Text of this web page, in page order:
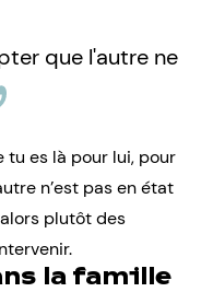
que l'autre ne
tu es là pour lui, pour
n’est pas en état
plutôtdes
la famille